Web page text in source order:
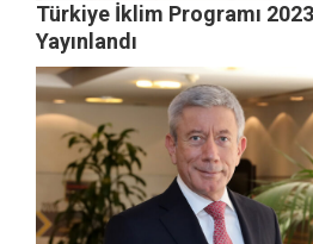
Türkiye İklim Programı
Yayınlandı